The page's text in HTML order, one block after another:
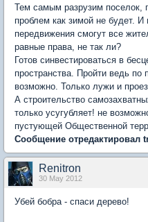
Тем самым разрузим поселок,
проблем как зимой не будет. И
передвижения смогут все
равные права, не так ли?
Готов синвестироваться в
пространства. Пройти ведь по
возможно. Только лужи и
А строительство
только усугубляет! не
пустующей Общественной
Сообщение отредактировал
Renitron
30 May 2012
Убей бобра - спаси дерево!